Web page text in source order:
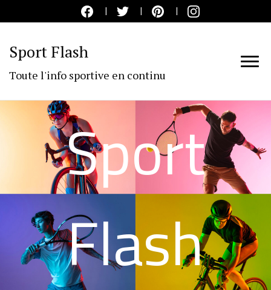
Sport Flash
Toute l'info sportive en continu
Sport
Flash